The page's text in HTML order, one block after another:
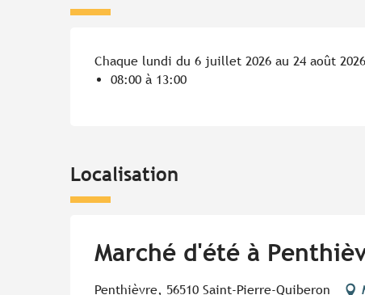
Chaque lundi du 6 juillet 2026 au 24 août 2026
08:00 à 13:00
Localisation
Marché d'été à
Penthièvre, 56510 Saint-Pierre-Quiberon